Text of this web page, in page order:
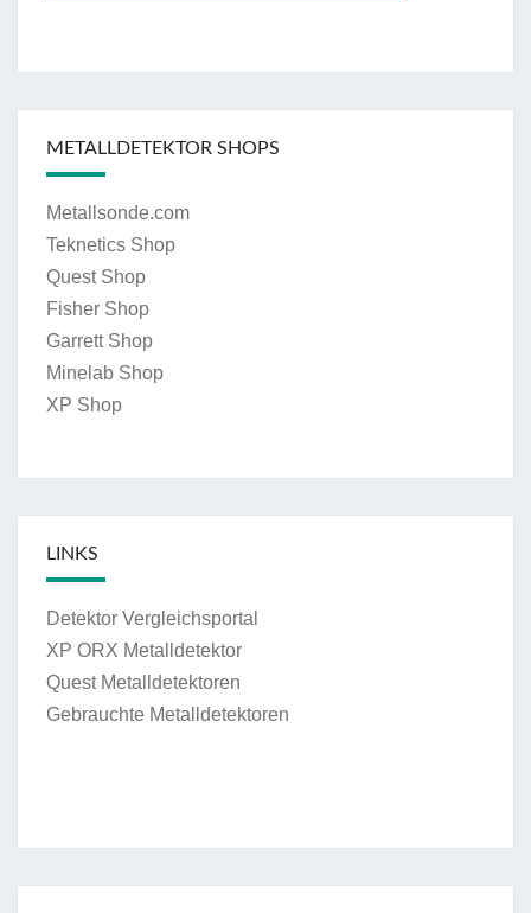
METALLDETEKTOR SHOPS
Metallsonde.com
Teknetics Shop
Quest Shop
Fisher Shop
Garrett Shop
Minelab Shop
XP Shop
LINKS
Detektor Vergleichsportal
XP ORX Metalldetektor
Quest Metalldetektoren
Gebrauchte Metalldetektoren